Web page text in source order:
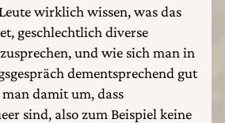
wirklich wissen, was das
geschlechtlich diverse
und wie sich man in
dementsprechend gut
damit um, dass
sind, also zum Beispiel keine